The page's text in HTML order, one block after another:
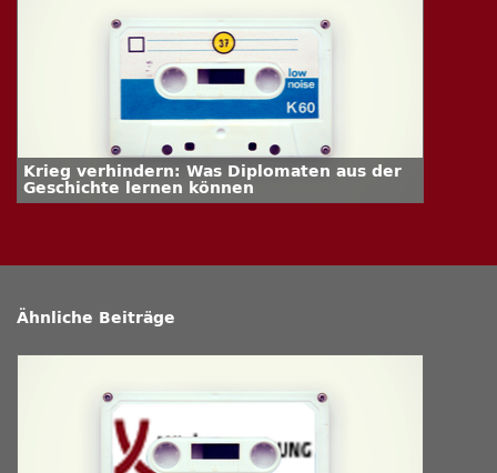
Krieg verhindern: Was Diplomaten aus der
Geschichte lernen können
Ähnliche Beiträge